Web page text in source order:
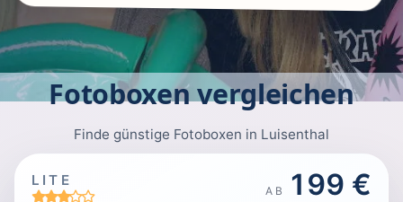
Fotoboxen vergleichen
Finde günstige Fotoboxen in Luisenthal
LITE
AB 199 €